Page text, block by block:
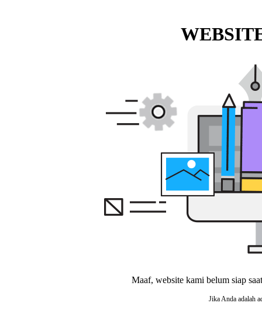
Maaf, website kami belum siap
Jika Anda adalah